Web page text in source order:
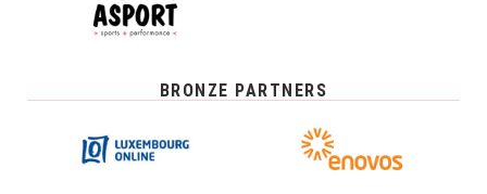
BRONZE PARTNERS